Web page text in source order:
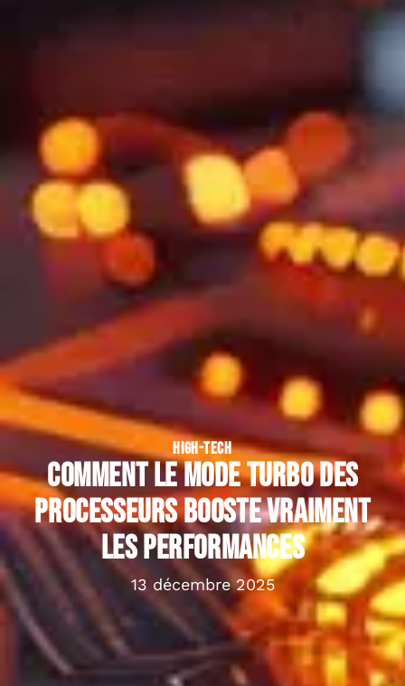
HIGH-TECH
Comment le mode turbo des
processeurs booste vraiment
les performances
13 décembre 2025